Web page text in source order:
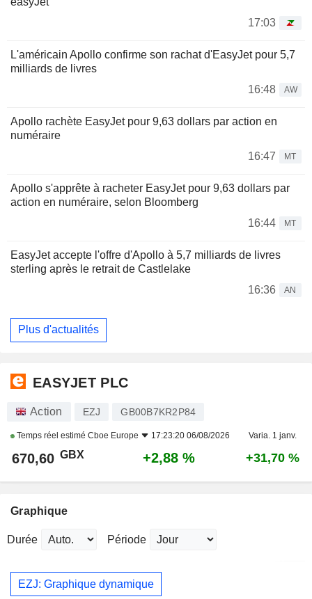
17:03
L'américain Apollo confirme son rachat d'EasyJet pour 5,7
milliards de livres
16:48
AW
Apollo rachète EasyJet pour 9,63 dollars par action en
numéraire
16:47
MT
Apollo s'apprête à racheter EasyJet pour 9,63 dollars par
action en numéraire, selon Bloomberg
16:44
MT
EasyJet accepte l'offre d'Apollo à 5,7 milliards de livres
sterling après le retrait de Castlelake
16:36
AN
Plus d'actualités
EASYJET PLC
Action EZJ GB00B7KR2P84
Temps réel estimé Cboe Europe 17:23:20 06/08/2026 Varia. 1 janv.
670,60 GBX +2,88 % +31,70 %
Graphique
Durée Période
EZJ: Graphique dynamique